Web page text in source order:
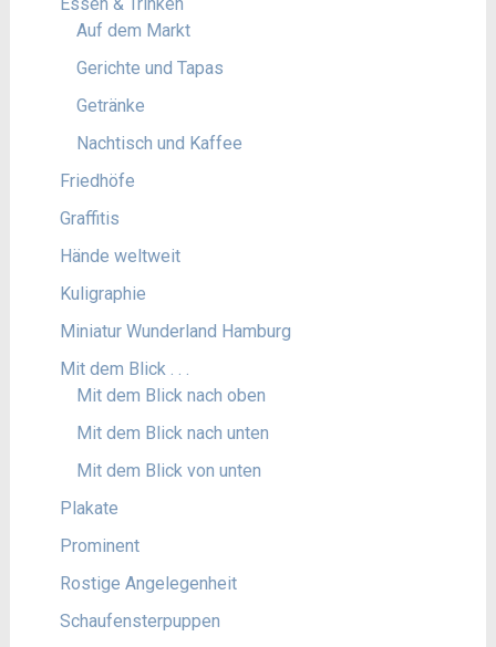
Auf dem Markt
Gerichte und Tapas
Getränke
Nachtisch und Kaffee
Friedhöfe
Graffitis
Hände weltweit
Kuligraphie
Miniatur Wunderland Hamburg
Mit dem Blick . . .
Mit dem Blick nach oben
Mit dem Blick nach unten
Mit dem Blick von unten
Plakate
Prominent
Rostige Angelegenheit
Schaufensterpuppen